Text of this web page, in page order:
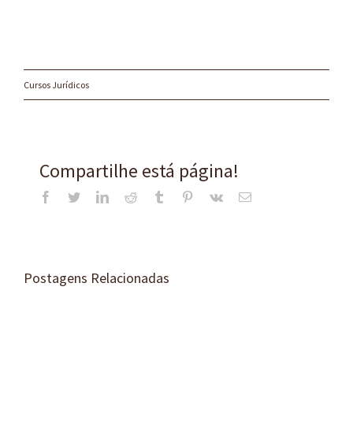
Cursos Jurídicos
Compartilhe está página!
Facebook
TwitterLinkedInReddit Tumblr Pinterest
Vk
E-
Postagens Relacionadas